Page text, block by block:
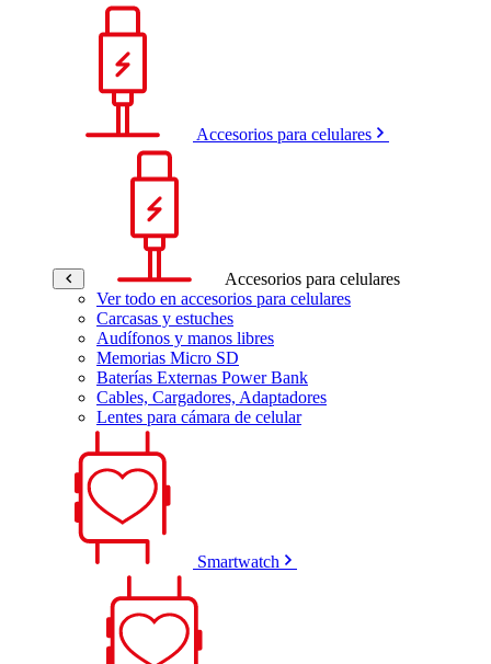
Accesorios para celulares
Accesorios para celulares
Ver todo en accesorios para celulares
Carcasas y estuches
Audífonos y manos libres
Memorias Micro SD
Baterías Externas Power Bank
Cables, Cargadores, Adaptadores
Lentes para cámara de celular
Smartwatch